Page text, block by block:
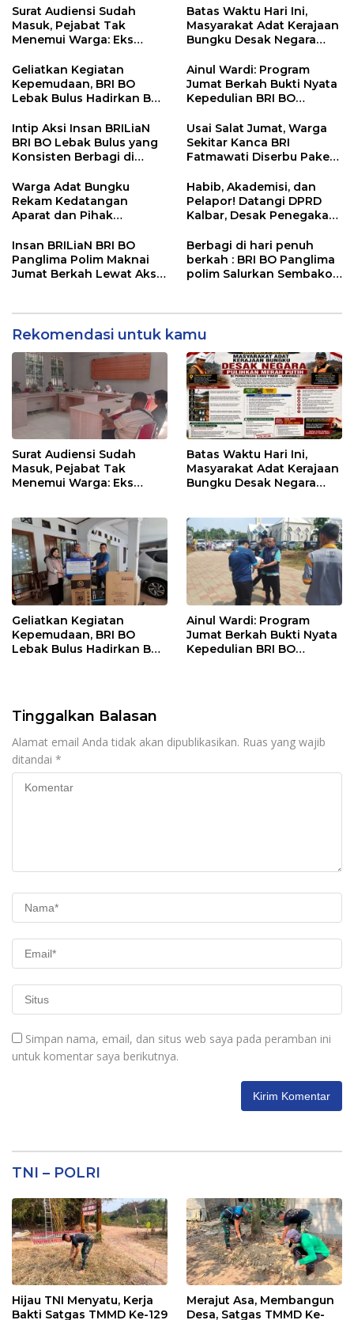
Surat Audiensi Sudah
Masuk, Pejabat Tak
Menemui Warga: Eks
Pelayanan Dinas
Transmigrasi Luwu Timur
Batas Waktu Hari Ini,
Masyarakat Adat Kerajaan
Bungku Desak Negara
Seba-Seba
​Geliatkan Kegiatan
Kepemudaan, BRI BO
Lebak Bulus Hadirkan BRI
Ainul Wardi: Program
Jumat Berkah Bukti Nyata
Kepedulian BRI BO
Masyarakat
Intip Aksi Insan BRILiaN
BRI BO Lebak Bulus yang
Konsisten Berbagi di
Usai Salat Jumat, Warga
Sekitar Kanca BRI
Fatmawati Diserbu Paket
Warga Adat Bungku
Rekam Kedatangan
Aparat dan Pihak
Klarifikasi, Transparansi
Prosedur Dipertanyakan
Habib, Akademisi, dan
Pelapor! Datangi DPRD
Kalbar, Desak Penegakan
Ajaran Menyimpang di
Tengah Masyarakat!
Insan BRILiaN BRI BO
Panglima Polim Maknai
Jumat Berkah Lewat Aksi
Berbagi di hari penuh
berkah : BRI BO Panglima
polim Salurkan Sembako
Rekomendasi untuk kamu
Surat Audiensi Sudah
Masuk, Pejabat Tak
Menemui Warga: Eks
Transmigrasi Luwu Timur
Batas Waktu Hari Ini,
Masyarakat Adat Kerajaan
Bungku Desak Negara
​Geliatkan Kegiatan
Kepemudaan, BRI BO
Lebak Bulus Hadirkan BRI
Ainul Wardi: Program
Jumat Berkah Bukti Nyata
Kepedulian BRI BO
Tinggalkan Balasan
Alamat email Anda tidak akan dipublikasikan. Ruas yang wajib
ditandai *
Simpan nama, email, dan situs web saya pada peramban ini
untuk komentar saya berikutnya.
TNI – POLRI
Hijau TNI Menyatu, Kerja
Bakti Satgas TMMD Ke-129
Merajut Asa, Membangun
Desa, Satgas TMMD Ke-